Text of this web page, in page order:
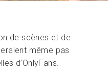
de scènes et de
même pas
d’OnlyFans.